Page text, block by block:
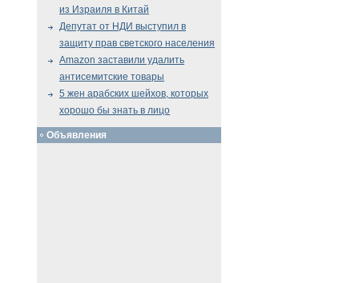
из Израиля в Китай
Депутат от НДИ выступил в
защиту прав светского населения
Amazon заставили удалить
антисемитские товары
5 жен арабских шейхов, которых
хорошо бы знать в лицо
Объявления